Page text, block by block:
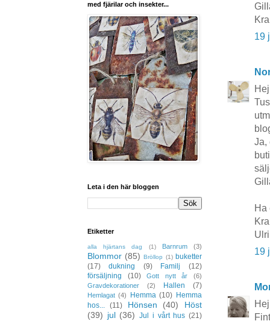
19
Ja,
Ha
19
med fjärilar och insekter...
Leta i den här bloggen
Etiketter
alla hjärtans dag (1) Barnrum (3)
Blommor (85) Bröllop (1) buketter
(17)
dukning (9) Familj
(12)
försäljning
(10) Gott nytt år
(6)
Gravdekorationer
(2) Hallen (7)
Hemlagat (4) Hemma (10) Hemma
hos...
(11) Hönsen (40)
Höst
(39) jul (36) Jul i vårt hus (21)